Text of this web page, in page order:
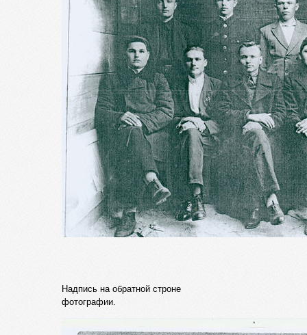
Надпись на обратной строне
фотографии.